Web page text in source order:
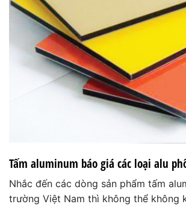
Tấm aluminum báo giá các loại alu
Nhắc đến các dòng sản phẩm tấm
trường Việt Nam thì không thể không